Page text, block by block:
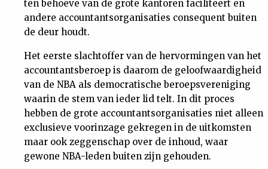
ten behoeve van de grote kantoren faciliteert en
andere accountantsorganisaties consequent buiten
de deur houdt.
Het eerste slachtoffer van de hervormingen van het
accountantsberoep is daarom de geloofwaardigheid
van de NBA als democratische beroepsvereniging
waarin de stem van ieder lid telt. In dit proces
hebben de grote accountantsorganisaties niet alleen
exclusieve voorinzage gekregen in de uitkomsten
maar ook zeggenschap over de inhoud, waar
gewone NBA-leden buiten zijn gehouden.